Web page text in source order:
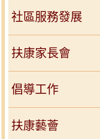
社區服務發展
扶康家長會
倡導工作
扶康藝薈